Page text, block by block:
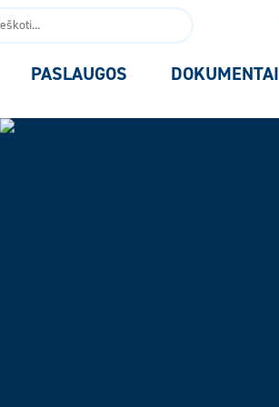
PASLAUGOS DOKUMENTAI